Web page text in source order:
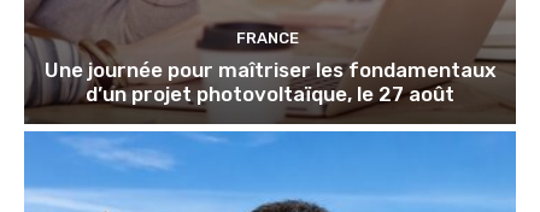
FRANCE
Une journée pour maîtriser les fondamentaux
d’un projet photovoltaïque, le 27 août